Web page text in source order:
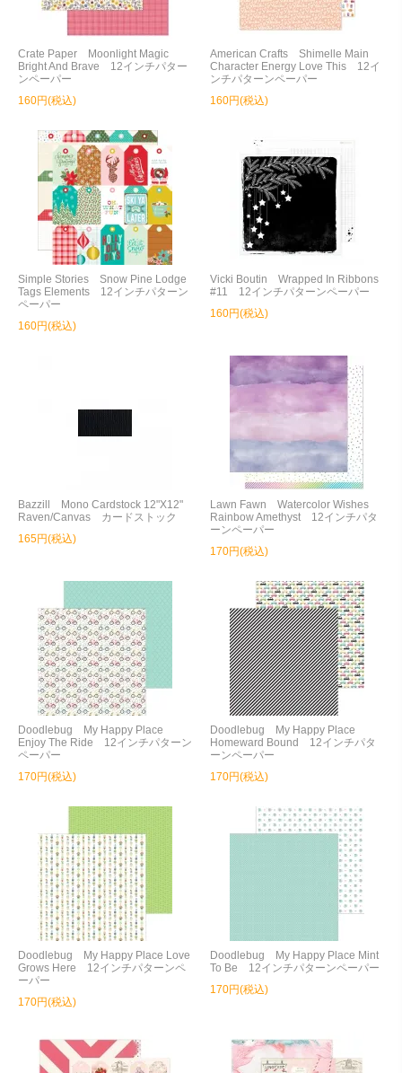
Crate Paper Moonlight Magic
Bright And Brave 12インチパター
ンペーパー
160円(税込)
American Crafts Shimelle Main
Character Energy Love This 12イ
ンチパターンペーパー
160円(税込)
Simple Stories Snow Pine Lodge
Tags Elements 12インチパターン
ペーパー
160円(税込)
Vicki Boutin Wrapped In Ribbons
#11 12インチパターンペーパー
160円(税込)
Bazzill Mono Cardstock 12"X12"
Raven/Canvas カードストック
165円(税込)
Lawn Fawn Watercolor Wishes
Rainbow Amethyst 12インチパタ
ーンペーパー
170円(税込)
Doodlebug My Happy Place
Enjoy The Ride 12インチパターン
ペーパー
170円(税込)
Doodlebug My Happy Place
Homeward Bound 12インチパタ
ーンペーパー
170円(税込)
Doodlebug My Happy Place Love
Grows Here 12インチパターンペ
ーパー
170円(税込)
Doodlebug My Happy Place Mint
To Be 12インチパターンペーパー
170円(税込)